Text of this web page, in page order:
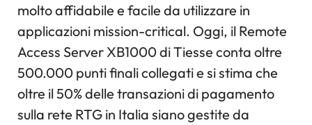
molto affidabile e facile da utilizzare in
applicazioni mission-critical. Oggi, il Remote
Access Server XB1000 di Tiesse conta oltre
500.000 punti finali collegati e si stima che
oltre il 50% delle transazioni di pagamento
sulla rete RTG in Italia siano gestite da